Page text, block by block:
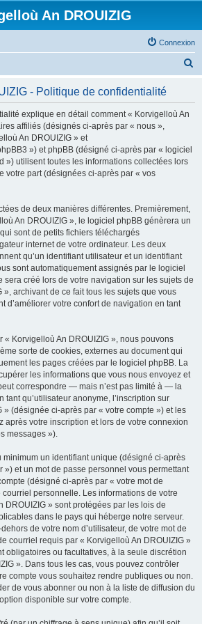
An DROUIZIG
Connexion
- Politique de confidentialité
explique en détail comment « Korvigelloù An
affiliés (désignés ci-après par « nous »,
An DROUIZIG » et
») et phpBB (désigné ci-après par « logiciel
») utilisent toutes les informations collectées lors
votre part (désignées ci-après par « vos
de deux manières différentes. Premièrement,
An DROUIZIG », le logiciel phpBB génèrera un
sont de petits fichiers téléchargés
internet de votre ordinateur. Les deux
qu’un identifiant utilisateur et un identifiant
sont automatiquement assignés par le logiciel
sera créé lors de votre navigation sur les sujets de
», archivant de ce fait tous les sujets que vous
d’améliorer votre confort de navigation en tant
« Korvigelloù An DROUIZIG », nous pouvons
sorte de cookies, externes au document qui
les pages créées par le logiciel phpBB. La
les informations que vous nous envoyez et
correspondre — mais n’est pas limité à — la
tant qu’utilisateur anonyme, l’inscription sur
» (désignée ci-après par « votre compte ») et les
après votre inscription et lors de votre connexion
messages »).
minimum un identifiant unique (désigné ci-après
») et un mot de passe personnel vous permettant
(désigné ci-après par « votre mot de
personnelle. Les informations de votre
DROUIZIG » sont protégées par les lois de
dans le pays qui héberge notre serveur.
de votre nom d’utilisateur, de votre mot de
courriel requis par « Korvigelloù An DROUIZIG »
obligatoires ou facultatives, à la seule discrétion
». Dans tous les cas, vous pouvez contrôler
compte vous souhaitez rendre publiques ou non.
de vous abonner ou non à la liste de diffusion du
disponible sur votre compte.